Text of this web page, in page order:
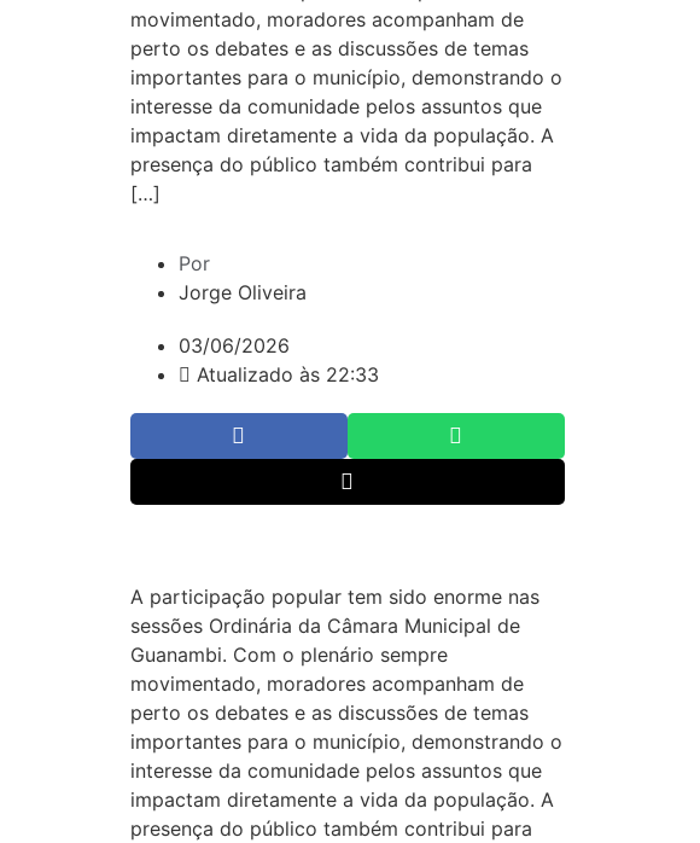
movimentado, moradores acompanham de
perto os debates e as discussões de temas
importantes para o município, demonstrando o
interesse da comunidade pelos assuntos que
impactam diretamente a vida da população. A
presença do público também contribui para
[…]
Por
Jorge Oliveira
03/06/2026
Atualizado às 22:33
A participação popular tem sido enorme nas
sessões Ordinária da Câmara Municipal de
Guanambi. Com o plenário sempre
movimentado, moradores acompanham de
perto os debates e as discussões de temas
importantes para o município, demonstrando o
interesse da comunidade pelos assuntos que
impactam diretamente a vida da população. A
presença do público também contribui para